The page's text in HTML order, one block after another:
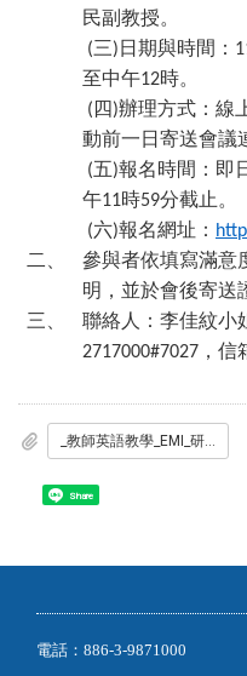
民副教授。
(三) 日期與時間：
至中午12時。
( 四)辦理方式：線
動前一日寄送會議
(五)報名時間：即
午11時59分截止。
(六)報名網址：
二、
參與者依填寫滿意
明，並於會後寄送
三、
聯絡人：李佳紋小
2717000#7027 ，信
_教師英語教學_EMI_研習_.pdf
Share
電話：886-3-9871000